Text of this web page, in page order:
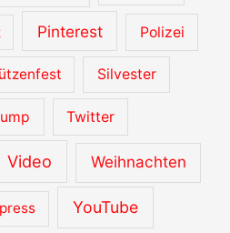
Pinterest Polizei
Silvester
Twitter
Video Weihnachten
YouTube